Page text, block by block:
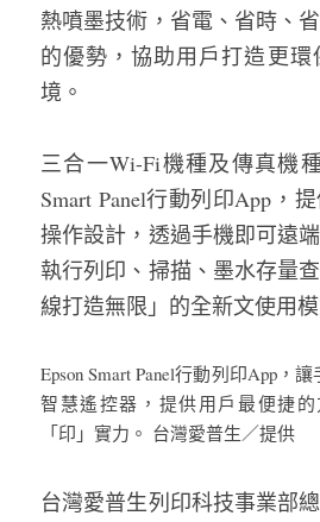
熱噴墨技術，省電、省時、
的優勢，協助用戶打造更
境。
三合一Wi-Fi機種及傳真機
Smart Panel行動列印App，
操作設計，透過手機即可遠
執行列印、掃描、墨水存量
線打造無限」的全新文使用模
Epson Smart Panel行動列印App，
智慧遙控器，提供用戶最便捷
「印」實力。 台灣愛普生／提供
台灣愛普生列印科技事業部